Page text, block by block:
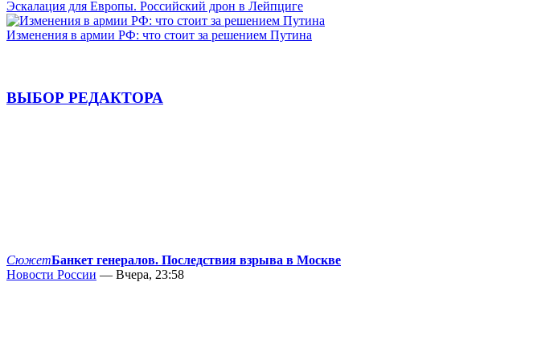
Эскалация для Европы. Российский дрон в Лейпциге
Изменения в армии РФ: что стоит за решением Путина
ВЫБОР РЕДАКТОРА
СюжетБанкет генералов. Последствия взрыва в Москве
Новости России — Вчера, 23:58